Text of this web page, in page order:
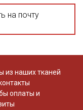
на почту
из наших тканей
оплаты и